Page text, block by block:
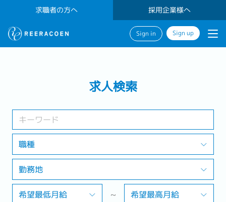
求職者の方へ 採用企業様へ
Sign in Sign up
勤務地
求人検索
職種
勤務地
希望最低月給 ~ 希望最高月給